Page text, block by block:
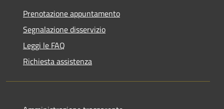
Prenotazione appuntamento
Segnalazione disservizio
Leggi le FAQ
Richiesta assistenza